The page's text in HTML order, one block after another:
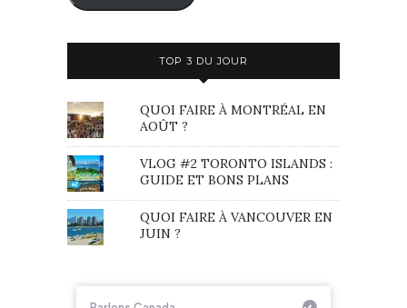
TOP 3 DU JOUR
QUOI FAIRE À MONTRÉAL EN
AOÛT ?
VLOG #2 TORONTO ISLANDS :
GUIDE ET BONS PLANS
QUOI FAIRE À VANCOUVER EN
JUIN ?